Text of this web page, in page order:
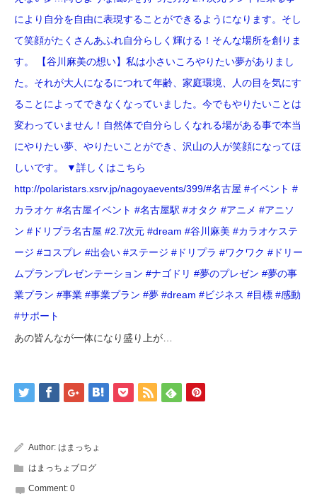
により自分を自由に表現することができるようになります。そし
て笑顔がたくさんあふれ自分らしく輝ける！そんな場所を創りま
す。 【谷川麻美の想い】私は小さいころやりたい夢がありまし
た。それが大人になるにつれて年齢、家庭環境、人の目を気にす
ることによってできなくなっていました。今でもやりたいことは
変わっていません！自然体で自分らしくなれる場がある事で本当
にやりたい夢、やりたいことができ、沢山の人が笑顔になってほ
しいです。 ▼詳しくはこちら
http://polaristars.xsrv.jp/nagoyaevents/399/#名古屋 #イベント #
カラオケ #名古屋イベント #名古屋駅 #オタク #アニメ #アニソ
ン #ドリプラ名古屋 #2.7次元 #dream #谷川麻美 #カラオケステ
ージ #コスプレ #出会い #ステージ #ドリプラ #ワクワク #ドリー
ムプランプレゼンテーション #ナゴドリ #夢のプレゼン #夢の事
業プラン #事業 #事業プラン #夢 #dream #ビジネス #目標 #感動
#サポート
あの皆んなが一体になり盛り上が…
Author: はまっちょ
はまっちょブログ
Comment: 0